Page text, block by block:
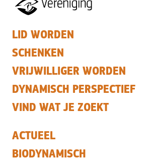
LID WORDEN
SCHENKEN
VRIJWILLIGER WORDEN
DYNAMISCH PERSPECTIEF
VIND WAT JE ZOEKT
ACTUEEL
BIODYNAMISCH